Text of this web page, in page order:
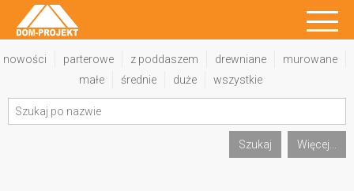
nowości parterowe z poddaszem drewniane
murowane
małe
średnie duże wszystkie
Szukaj Więcej...